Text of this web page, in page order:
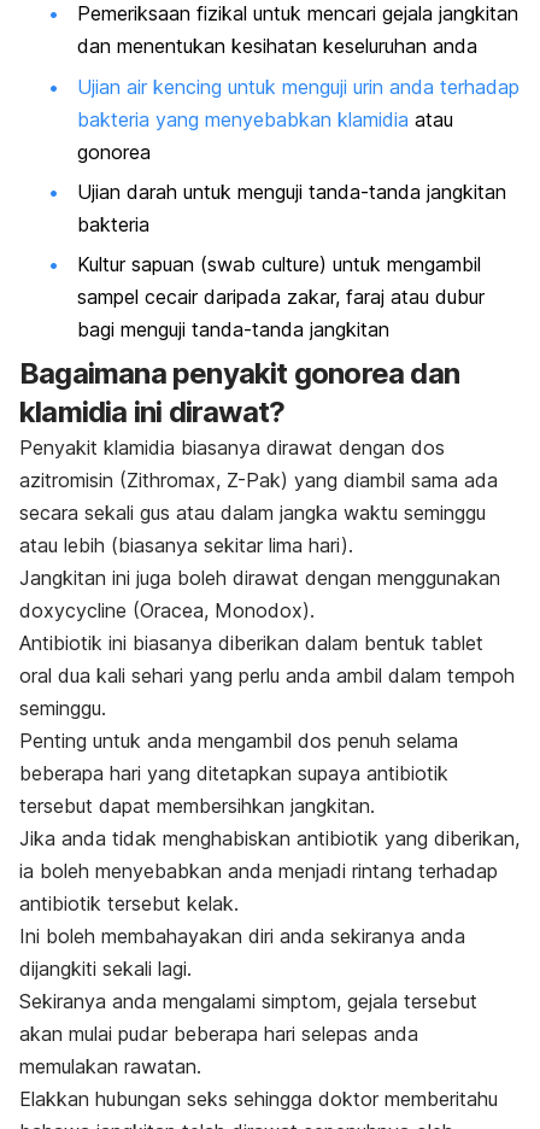
Pemeriksaan fizikal untuk mencari gejala jangkitan
dan menentukan kesihatan keseluruhan anda
Ujian air kencing untuk menguji urin anda terhadap
bakteria yang menyebabkan klamidia atau
gonorea
Ujian darah untuk menguji tanda-tanda jangkitan
bakteria
Kultur sapuan (swab culture) untuk mengambil
sampel cecair daripada zakar, faraj atau dubur
bagi menguji tanda-tanda jangkitan
Bagaimana penyakit gonorea dan
klamidia ini dirawat?
Penyakit klamidia biasanya dirawat dengan dos
azitromisin (Zithromax, Z-Pak) yang diambil sama ada
secara sekali gus atau dalam jangka waktu seminggu
atau lebih (biasanya sekitar lima hari).
Jangkitan ini juga boleh dirawat dengan menggunakan
doxycycline (Oracea, Monodox).
Antibiotik ini biasanya diberikan dalam bentuk tablet
oral dua kali sehari yang perlu anda ambil dalam tempoh
seminggu.
Penting untuk anda mengambil dos penuh selama
beberapa hari yang ditetapkan supaya antibiotik
tersebut dapat membersihkan jangkitan.
Jika anda tidak menghabiskan antibiotik yang diberikan,
ia boleh menyebabkan anda menjadi rintang terhadap
antibiotik tersebut kelak.
Ini boleh membahayakan diri anda sekiranya anda
dijangkiti sekali lagi.
Sekiranya anda mengalami simptom, gejala tersebut
akan mulai pudar beberapa hari selepas anda
memulakan rawatan.
Elakkan hubungan seks sehingga doktor memberitahu